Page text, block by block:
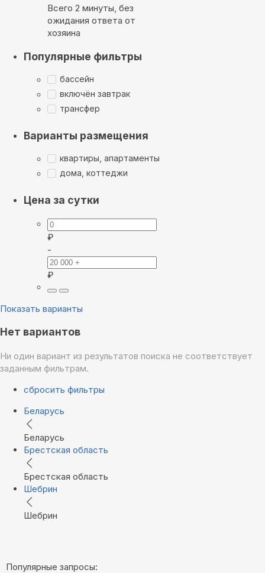
Всего 2 минуты, без
ожидания ответа от
хозяина
Популярные фильтры
бассейн
включён завтрак
трансфер
Варианты размещения
квартиры, апартаменты
дома, коттеджи
Цена за сутки
₽
-
₽
Показать варианты
Нет вариантов
Ни один вариант из результатов поиска не соответствует
заданным фильтрам.
сбросить фильтры
Беларусь
Беларусь
Брестская область
Брестская область
Шебрин
Шебрин
Популярные запросы: